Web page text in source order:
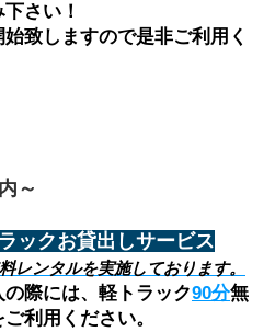
さい！
致しますので是非ご利用く
～
ックお貸出しサービス
レンタルを実施しております。
際には、軽トラック90分無
利用ください。